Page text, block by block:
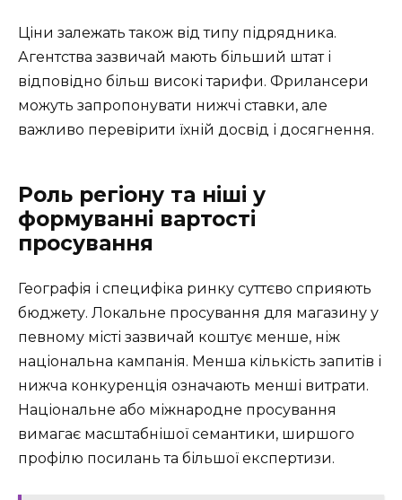
Ціни залежать також від типу підрядника.
Агентства зазвичай мають більший штат і
відповідно більш високі тарифи. Фрилансери
можуть запропонувати нижчі ставки, але
важливо перевірити їхній досвід і досягнення.
Роль регіону та ніші у
формуванні вартості
просування
Географія і специфіка ринку суттєво сприяють
бюджету. Локальне просування для магазину у
певному місті зазвичай коштує менше, ніж
національна кампанія. Менша кількість запитів і
нижча конкуренція означають менші витрати.
Національне або міжнародне просування
вимагає масштабнішої семантики, ширшого
профілю посилань та більшої експертизи.